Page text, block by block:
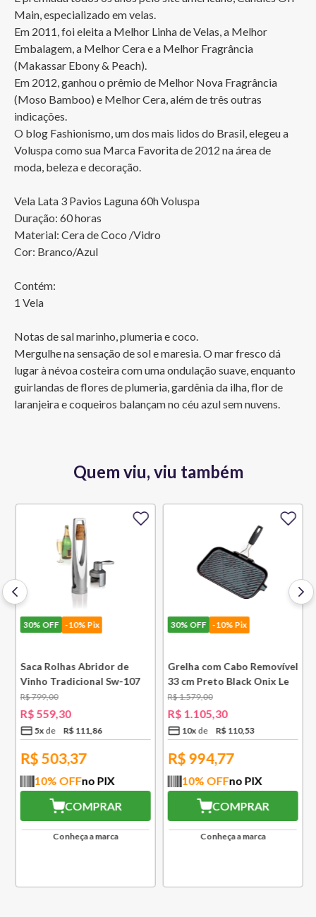
Main, especializado em velas.
Em 2011, foi eleita a Melhor Linha de Velas, a Melhor
Embalagem, a Melhor Cera e a Melhor Fragrância
(Makassar Ebony & Peach).
Em 2012, ganhou o prêmio de Melhor Nova Fragrância
(Moso Bamboo) e Melhor Cera, além de três outras
indicações.
O blog Fashionismo, um dos mais lidos do Brasil, elegeu a
Voluspa como sua Marca Favorita de 2012 na área de
moda, beleza e decoração.
Vela Lata 3 Pavios Laguna 60h Voluspa
Duração: 60 horas
Material: Cera de Coco /Vidro
Cor: Branco/Azul
Contém:
1 Vela
Notas de sal marinho, plumeria e coco.
Mergulhe na sensação de sol e maresia. O mar fresco dá
lugar à névoa costeira com uma ondulação suave, enquanto
guirlandas de flores de plumeria, gardênia da ilha, flor de
laranjeira e coqueiros balançam no céu azul sem nuvens.
Quem viu, viu também
30%OFF -10% Pix
Saca Rolhas Abridor de
Vinho Tradicional Sw-107
Ply Le Creuset
R$799,00
R$ 559,30
5x R$ 111,86
R$ 503,37
10% OFFno PIX
COMPRAR
Conheça a marca
30%OFF -10% Pix
Grelha com Cabo Removível
33 cm Preto Black Onix Le
Creuset
R$1.579,00
R$ 1.105,30
10x R$ 110,53
R$ 994,77
10% OFFno PIX
COMPRAR
Conheça a marca